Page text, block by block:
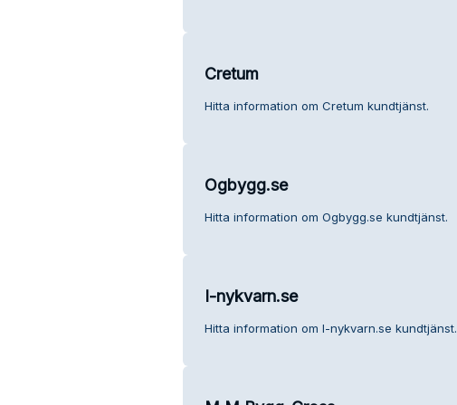
Cretum
Hitta information om Cretum kundtjänst.
Ogbygg.se
Hitta information om Ogbygg.se kundtjänst.
I-nykvarn.se
Hitta information om I-nykvarn.se kundtjänst.